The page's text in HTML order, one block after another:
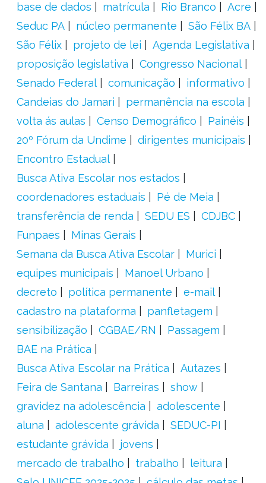
base de dados matrícula Rio Branco
Acre
Seduc PA
núcleo permanente
São Félix BA
São Félix
projeto de lei
Agenda Legislativa
proposição legislativa
Congresso Nacional
Senado Federal
comunicação
informativo
Candeias do Jamari
permanência na escola
volta ás aulas
Censo Demográfico
Painéis
20º Fórum da Undime
dirigentes municipais
Encontro Estadual
Busca Ativa Escolar nos estados
coordenadores estaduais
Pé de Meia
transferência de renda
SEDU ES
CDJBC
Funpaes
Minas Gerais
Semana da Busca Ativa Escolar
Murici
equipes municipais
Manoel Urbano
decreto
política permanente
e-mail
cadastro na plataforma
panfletagem
sensibilização
CGBAE/RN
Passagem
BAE na Prática
Busca Ativa Escolar na Prática
Autazes
Feira de Santana
Barreiras
show
gravidez na adolescência
adolescente
aluna
adolescente grávida
SEDUC-PI
estudante grávida
jovens
mercado de trabalho
trabalho
leitura